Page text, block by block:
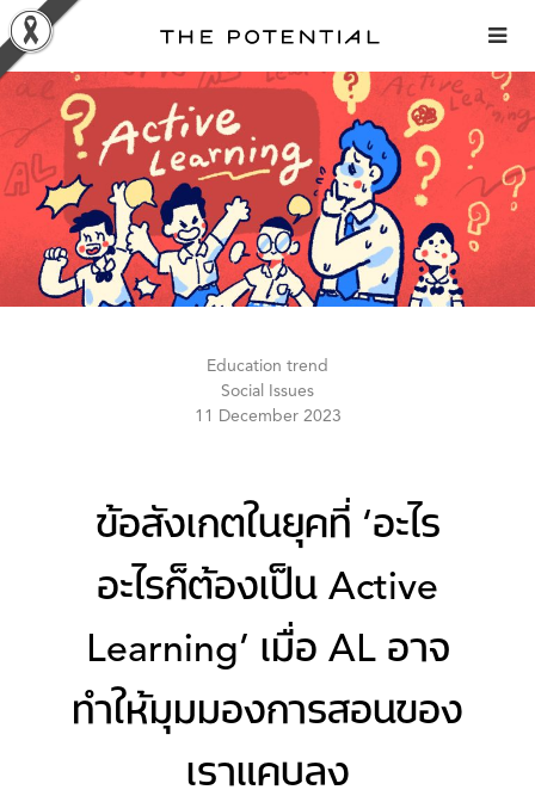
Skip
to
content
Education trend
Social Issues
11 December 2023
ข้อสังเกตในยุคที่ ‘อะไร
อะไรก็ต้องเป็น Active
Learning’ เมื่อ AL อาจ
ทำให้มุมมองการสอนของ
เราแคบลง